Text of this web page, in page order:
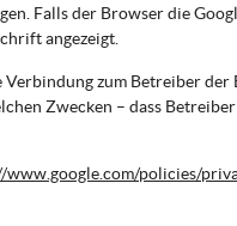
Falls der Browser die
angezeigt.
zum Betreiber der
Zwecken – dass Betreiber
www.google.com/policies/